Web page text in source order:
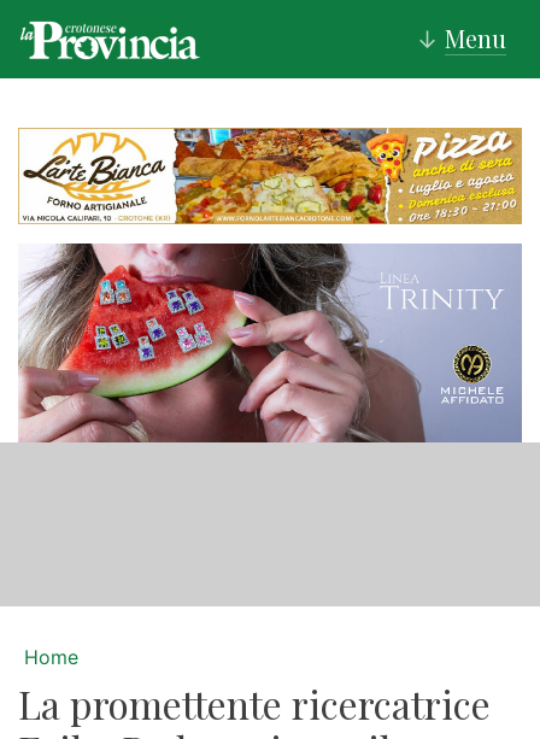
↓ Menu
Home
La promettente ricercatrice